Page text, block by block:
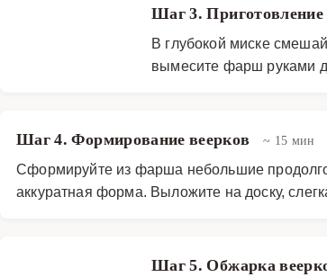
Шаг 3.
В глубокой миске
вымесите фарш руками
Шаг 4. Формирование веерков ~ 15 мин
Сформируйте из фарша небольшие
аккуратная форма. Выложите на доску,
Шаг 5. Обжарка